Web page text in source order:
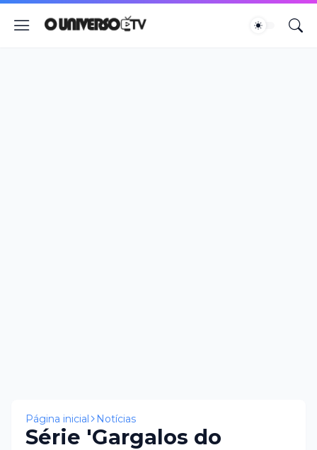
Página inicial Notícias
Série 'Gargalos do